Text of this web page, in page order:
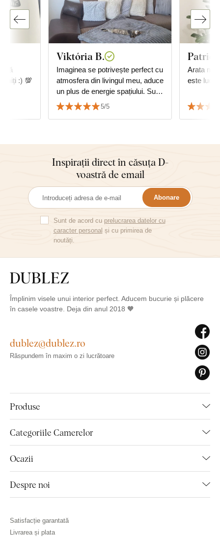
vă
:) 💯
Viktória B.
Imaginea se potrivește perfect cu
atmosfera din livingul meu, aduce
un plus de energie spațiului. Sunt
foarte mulțumit de calitate și de
serviciu.
5/5
Arata
este
Inspirații direct în căsuța D-
voastră de email
Abonare
Sunt de acord cu prelucrarea datelor cu
caracter personal și cu primirea de
noutăți.
Împlinim visele unui interior perfect. Aducem bucurie și plăcere
în casele voastre. Deja din anul 2018 🧡
Produse
Categoriile Camerelor
Ocazii
Despre noi
dublez@dublez.ro
Răspundem în maxim o zi lucrătoare
Satisfacție garantată
Livrarea și plata